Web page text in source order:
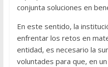
conjunta soluciones en
En este sentido, la
enfrentar los retos en
entidad, es necesario la
voluntades para que, en